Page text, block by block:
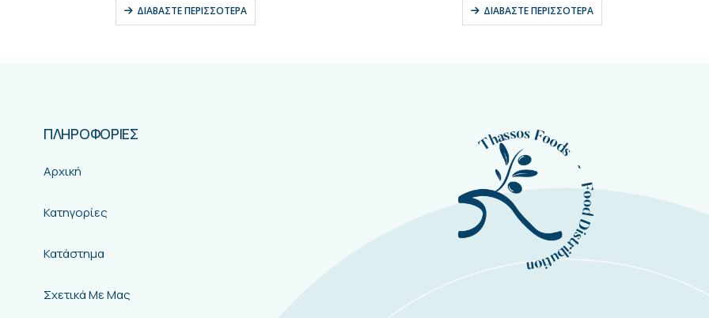
ΔΙΑΒΆΣΤΕ ΠΕΡΙΣΣΌΤΕΡΑ ΔΙΑΒΆΣΤΕ ΠΕΡΙΣΣΌΤΕΡΑ
ΠΛΗΡΟΦΟΡΙΕΣ
Αρχική
Κατηγορίες
Κατάστημα
Σχετικά Με Μας